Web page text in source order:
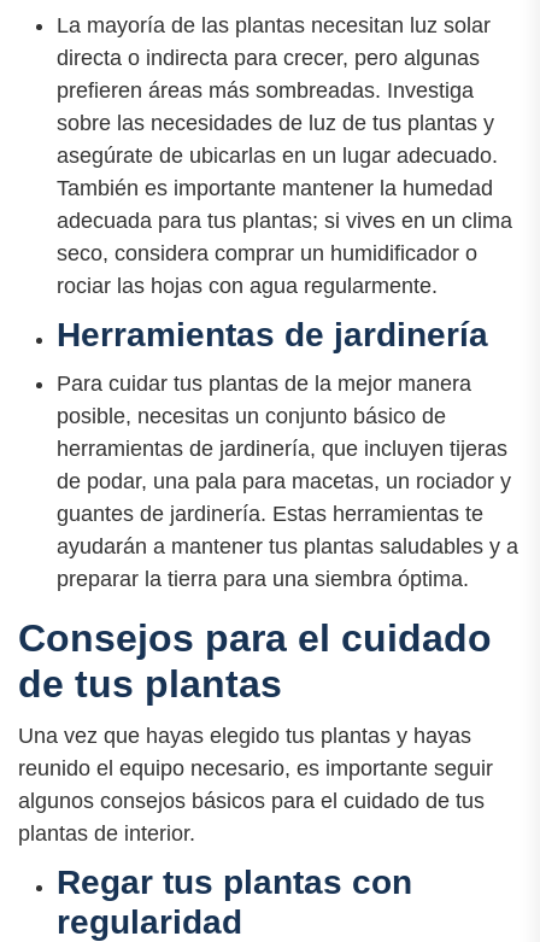
La mayoría de las plantas necesitan luz solar
directa o indirecta para crecer, pero algunas
prefieren áreas más sombreadas. Investiga
sobre las necesidades de luz de tus plantas y
asegúrate de ubicarlas en un lugar adecuado.
También es importante mantener la humedad
adecuada para tus plantas; si vives en un clima
seco, considera comprar un humidificador o
rociar las hojas con agua regularmente.
Herramientas de jardinería
Para cuidar tus plantas de la mejor manera
posible, necesitas un conjunto básico de
herramientas de jardinería, que incluyen tijeras
de podar, una pala para macetas, un rociador y
guantes de jardinería. Estas herramientas te
ayudarán a mantener tus plantas saludables y a
preparar la tierra para una siembra óptima.
Consejos para el cuidado
de tus plantas
Una vez que hayas elegido tus plantas y hayas
reunido el equipo necesario, es importante seguir
algunos consejos básicos para el cuidado de tus
plantas de interior.
Regar tus plantas con
regularidad